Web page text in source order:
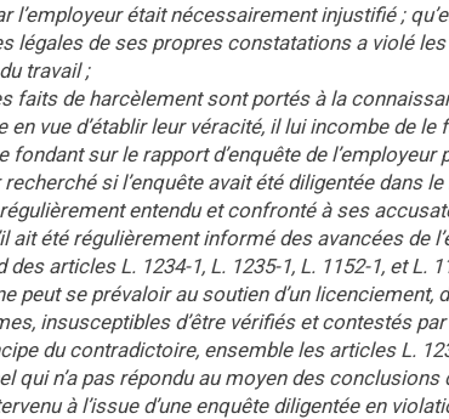
l’employeur était nécessairement injustifié ;
légales de ses propres constatations a violé les
travail ;
faits de harcèlement sont portés à la
en vue d’établir leur véracité, il lui incombe de
fondant sur le rapport d’enquête de
si l’enquête avait été diligentée dans
entendu et confronté à ses
ait été régulièrement informé des avancées de
des articles L. 1234-1, L. 1235-1, L. 1152-1, et L.
peut se prévaloir au soutien d’un licenciement,
insusceptibles d’être vérifiés et contestés
du contradictoire, ensemble les articles L.
qui n’a pas répondu au moyen des
à l’issue d’une enquête diligentée en